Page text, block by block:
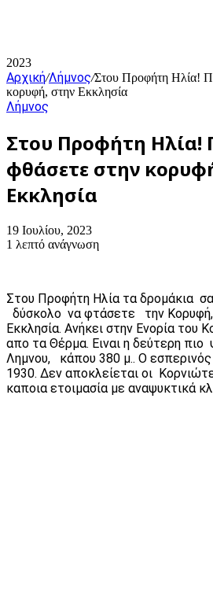
2023
Αρχική/Λήμνος/Στου Προφήτη Ηλία!
κορυφή, στην Εκκλησία
Λήμνος
Στου Προφήτη Ηλία!
φθάσετε στην
Εκκλησία
19 Ιουλίου, 2023
1 λεπτό ανάγνωση
Στου Προφήτη Ηλία τα δρομάκια
δύσκολο να φτάσετε την Κορυφή,
Εκκλησία. Ανήκει στην Ενορία του
απο τα Θέρμα. Ειναι η δεύτερη πιο
Λημνου, κάπου 380 μ.. Ο εσπερινός
1930. Δεν αποκλείεται οι
καποια ετοιμασία με αναψυκτικά